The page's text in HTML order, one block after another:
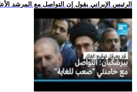
.. الرئيس الإيراني يقول إن التواصل مع المرشد